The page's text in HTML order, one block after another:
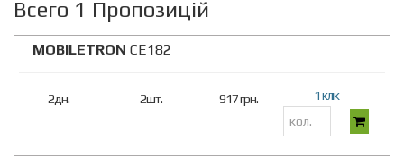
Всего 1 Пропозицій
MOBILETRON CE182
2дн. 2шт. 917 грн. 1 клік